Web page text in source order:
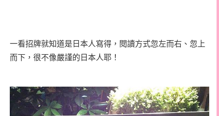
一看招牌就知道是日本人寫得，閱讀方式忽左而右、忽上
而下，很不像嚴謹的日本人耶！